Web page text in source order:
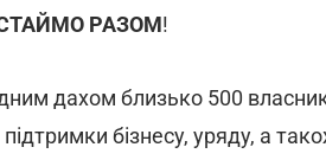
РАЗОМ!
дахом близько 500
підтримки бізнесу, уряду, а